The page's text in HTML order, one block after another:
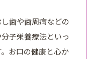
歯や歯周病などの
子栄養療法といっ
お口の健康と心か